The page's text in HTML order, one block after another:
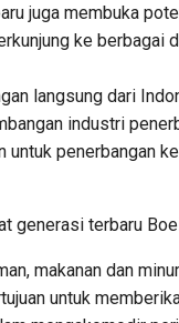
juga membuka
ke berbagai
langsung dari
industri
penerbangan
generasi terbaru
makanan dan
untuk